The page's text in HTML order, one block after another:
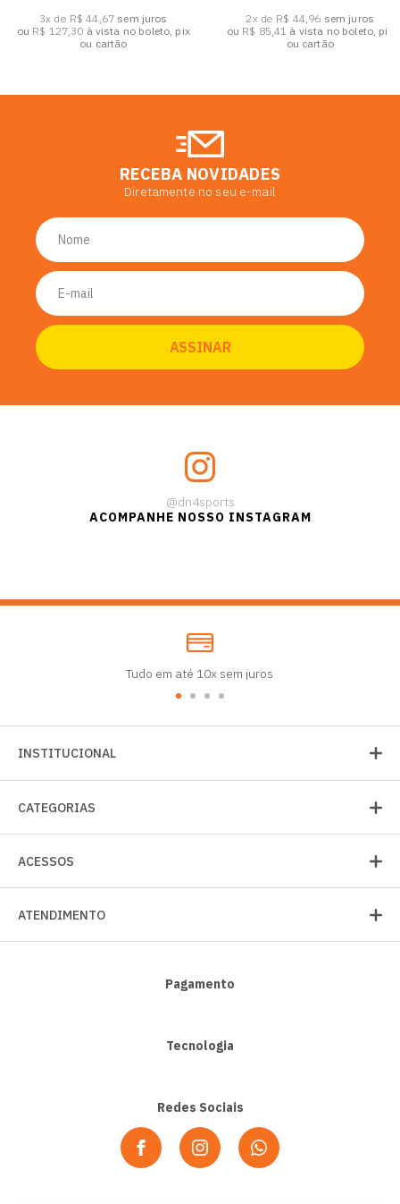
3x de R$ 44,67 sem juros
ou R$ 127,30 à vista no boleto, pix
ou cartão
2x de R$ 44,96 sem juros
ou R$ 85,41 à vista no boleto, pix
ou cartão
RECEBA NOVIDADES
Diretamente no seu e-mail
@dn4sports
ACOMPANHE NOSSO INSTAGRAM
Tudo em até 10x sem juros
INSTITUCIONAL
CATEGORIAS
ACESSOS
ATENDIMENTO
Pagamento
Tecnologia
Redes Sociais